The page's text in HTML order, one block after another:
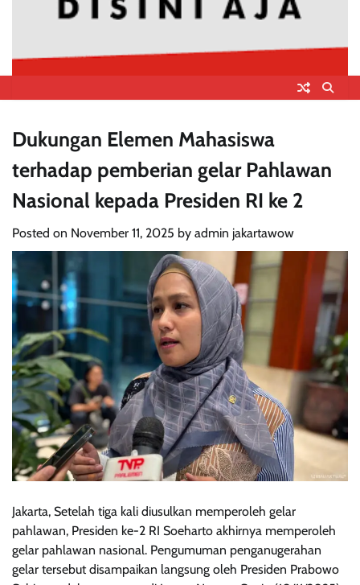
Dukungan Elemen Mahasiswa
terhadap pemberian gelar Pahlawan
Nasional kepada Presiden RI ke 2
Posted on November 11, 2025 by admin jakartawow
Jakarta, Setelah tiga kali diusulkan memperoleh gelar
pahlawan, Presiden ke-2 RI Soeharto akhirnya memperoleh
gelar pahlawan nasional. Pengumuman penganugerahan
gelar tersebut disampaikan langsung oleh Presiden Prabowo